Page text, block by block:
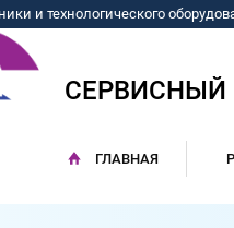
и технологического
СЕРВИСНЫЙ
ГЛАВНАЯ